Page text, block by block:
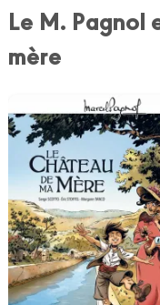
Le M. Pagnol
mère